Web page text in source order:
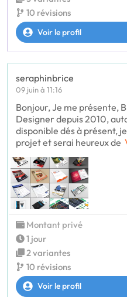
10 révisions
Voir le profil
seraphinbrice
09 juin à 11:16
Bonjour, Je me présente,
Designer depuis 2010,
disponible dés à présent,
projet et serai heureux de
Montant privé
1 jour
2 variantes
10 révisions
Voir le profil